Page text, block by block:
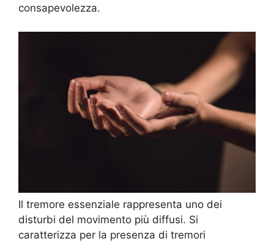
consapevolezza.
Il tremore essenziale rappresenta uno dei
disturbi del movimento più diffusi. Si
caratterizza per la presenza di tremori